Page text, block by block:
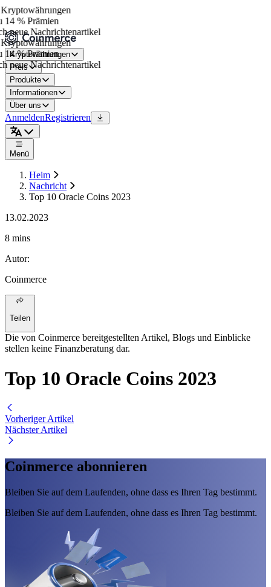
% Prämien
neue Nachrichtenartikel
% Prämien
neue Nachrichtenartikel
Kryptowährungen
Preis
Produkte
Informationen
Über uns
AnmeldenRegistrieren
Menü
Heim
Nachricht
Top 10 Oracle Coins 2023
13.02.2023
8 mins
Autor:
Coinmerce
Teilen
Die von Coinmerce bereitgestellten Artikel, Blogs und Einblicke
stellen keine Finanzberatung dar.
Top 10 Oracle Coins 2023
Vorheriger Artikel
Nächster Artikel
Coinmerce abonnieren
Bleiben Sie auf dem Laufenden, ohne dass es Ihren Tag bestimmt.
Bleiben Sie auf dem Laufenden, ohne dass es Ihren Tag bestimmt.